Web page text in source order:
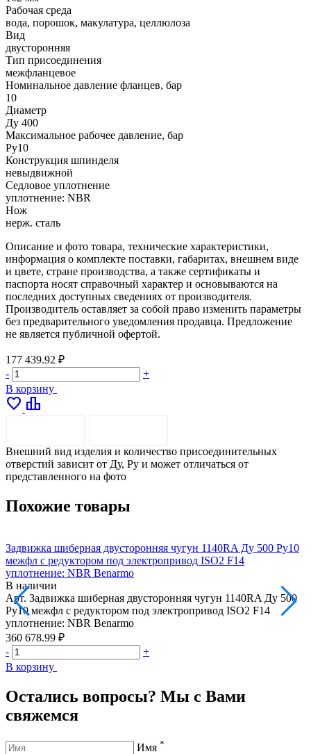
Рабочая среда
вода, порошок, макулатура, целлюлоза
Вид
двусторонняя
Тип присоединения
межфланцевое
Номинальное давление фланцев, бар
10
Диаметр
Ду 400
Максимальное рабочее давление, бар
Ру10
Конструкция шпинделя
невыдвижной
Седловое уплотнение
уплотнение: NBR
Нож
нерж. сталь
Описание и фото товара, технические характеристики,
информация о комплекте поставки, габаритах, внешнем виде
и цвете, стране производства, а также сертификаты и
паспорта носят справочный характер и основываются на
последних доступных сведениях от производителя.
Производитель оставляет за собой право изменить параметры
без предварительного уведомления продавца. Предложение
не является публичной офертой.
177 439.92 ₽
-
+
В корзину
favorite leaderboard
Внешний вид изделия и количество присоединительных
отверстий зависит от Ду, Pу и может отличаться от
представленного на фото
Похожие товары
Задвижка шиберная двусторонняя чугун 1140RA Ду 500 Ру10
межфл с редуктором под электропривод ISO2 F14
уплотнение: NBR Benarmo
В наличии
Арт. Задвижка шиберная двусторонняя чугун 1140RA Ду 500
Ру10 межфл с редуктором под электропривод ISO2 F14
уплотнение: NBR Benarmo
360 678.99 ₽
-
+
В корзину
Остались вопросы? Мы с Вами
свяжемся
Имя *